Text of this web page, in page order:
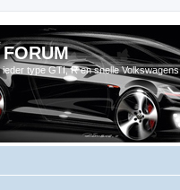
type GTI, R en snelle Volkswagens